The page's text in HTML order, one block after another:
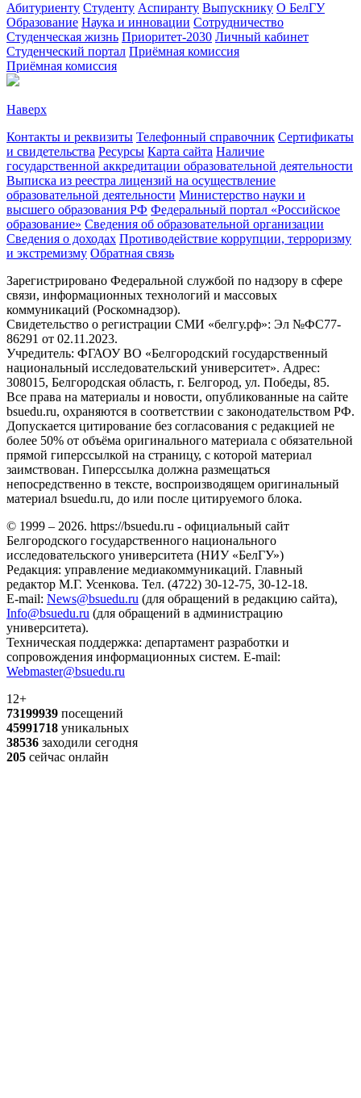
Абитуриенту Студенту Аспиранту Выпускнику О БелГУ
Образование Наука и инновации Сотрудничество
Студенческая жизнь Приоритет-2030 Личный кабинет
Студенческий портал Приёмная комиссия
Приёмная комиссия
Наверх
Контакты и реквизиты Телефонный справочник Сертификаты
и свидетельства Ресурсы Карта сайта Наличие
государственной аккредитации образовательной деятельности
Выписка из реестра лицензий на осуществление
образовательной деятельности Министерствo науки и
высшего образования РФ Федеральный портал «Российское
образование» Сведения об образовательной организации
Сведения о доходах Противодействие коррупции, терроризму
и экстремизму Обратная связь
Зарегистрировано Федеральной службой по надзору в сфере
связи, информационных технологий и массовых
коммуникаций (Роскомнадзор).
Свидетельство о регистрации СМИ «белгу.рф»: Эл №ФС77-
86291 от 02.11.2023.
Учредитель: ФГАОУ ВО «Белгородский государственный
национальный исследовательский университет». Адрес:
308015, Белгородская область, г. Белгород, ул. Победы, 85.
Все права на материалы и новости, опубликованные на сайте
bsuedu.ru, охраняются в соответствии с законодательством РФ.
Допускается цитирование без согласования с редакцией не
более 50% от объёма оригинального материала с обязательной
прямой гиперссылкой на страницу, с которой материал
заимствован. Гиперссылка должна размещаться
непосредственно в тексте, воспроизводящем оригинальный
материал bsuedu.ru, до или после цитируемого блока.
© 1999 – 2026. https://bsuedu.ru - официальный сайт
Белгородского государственного национального
исследовательского университета (НИУ «БелГУ»)
Редакция: управление медиакоммуникаций. Главный
редактор М.Г. Усенкова. Тел. (4722) 30-12-75, 30-12-18.
E-mail: News@bsuedu.ru (для обращений в редакцию сайта),
Info@bsuedu.ru (для обращений в администрацию
университета).
Техническая поддержка: департамент разработки и
сопровождения информационных систем. E-mail:
Webmaster@bsuedu.ru
12+
73199939 посещений
45991718 уникальных
38536 заходили сегодня
205 сейчас онлайн